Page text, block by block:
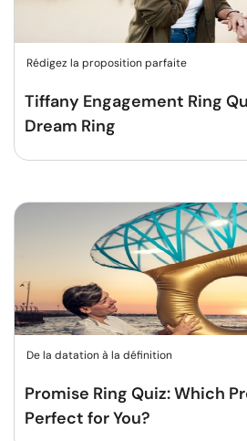
Rédigez la proposition parfaite
Tiffany Engagement Ring
Dream Ring
De la datation à la définition
Promise Ring Quiz: Which
Perfect for You?